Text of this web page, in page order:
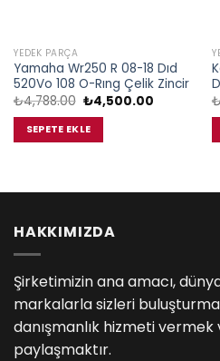
YEDEK PARÇA
Yamaha Wr250 R 08-18 Dıd
520Vo 108 O-Rıng Çelik Zincir
₺4,788.00 Orijinal
fiyat:
₺4,788.00.
₺4,500.00Şu
SEPETE EKLE
HAKKIMIZDA
Şirketimizin ana amacı,
markalarla sizleri
danışmanlık hizmeti
paylaşmaktır.